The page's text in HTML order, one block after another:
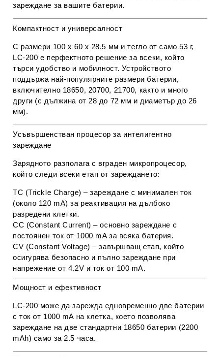
зареждане за вашите батерии.
Компактност и универсалност
С размери 100 x 60 x 28.5 мм и тегло от само53 г,
LC-200 е перфектното решение за всеки, който
търси удобство и мобилност. Устройството
поддържа най-популярните размери батерии,
включително 18650, 20700, 21700, както и много
други (с дължина от 28 до 72 мм и диаметър до 26
мм).
Усъвършенстван процесор за интелигентно
зареждане
Зарядното разполага с вграден микропроцесор,
който следи всеки етап от зареждането:
TC (Trickle Charge) – зареждане с минимален ток
(около 120 mA) за реактивация на дълбоко
разредени клетки.
CC (Constant Current) – основно зареждане с
постоянен ток от 1000 mA за всяка батерия.
CV (Constant Voltage) – завършващ етап, който
осигурява безопасно и пълно зареждане при
напрежение от 4.2V и ток от 100 mA.
Мощност и ефективност
LC-200 може да зарежда едновременно две батерии
с ток от 1000 mA на клетка, което позволява
зареждане на две стандартни 18650 батерии (2200
mAh) само за 2.5 часа.